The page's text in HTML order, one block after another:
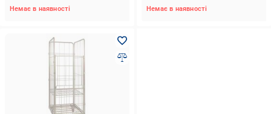
Немає в наявності Немає в наявності